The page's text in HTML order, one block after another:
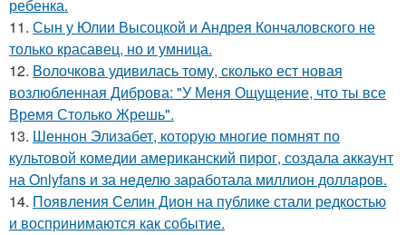
ребенка.
11. Сын у Юлии Высоцкой и Андрея Кончаловского не
только красавец, но и умница.
12. Волочкова удивилась тому, сколько ест новая
возлюбленная Диброва: "У Меня Ощущение, что ты все
Время Столько Жрешь".
13. Шеннон Элизабет, которую многие помнят по
культовой комедии американский пирог, создала аккаунт
на Onlyfans и за неделю заработала миллион долларов.
14. Появления Селин Дион на публике стали редкостью
и воспринимаются как событие.